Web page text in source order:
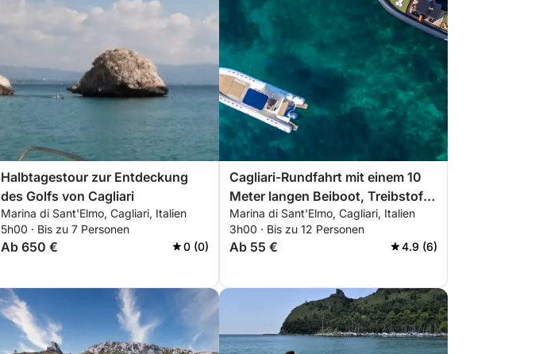
Halbtagestour zur Entdeckung
des Golfs von Cagliari
Marina di Sant'Elmo, Cagliari, Italien
5h00 · Bis zu 7 Personen
Ab 650 € 0 (0)
Cagliari-Rundfahrt mit einem 10
Meter langen Beiboot, Treibstoff
und Getränke inklusive!
Marina di Sant'Elmo, Cagliari, Italien
3h00 · Bis zu 12 Personen
Ab 55 € 4.9 (6)